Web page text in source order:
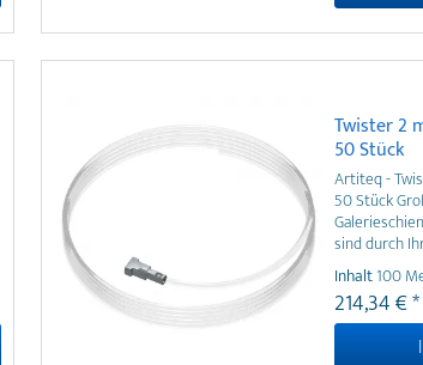
Twister 2
50 Stück
Artiteq -
50 Stück
sind durch
können
eingedreht
Präsentation
Inhalt100
214,34 € *